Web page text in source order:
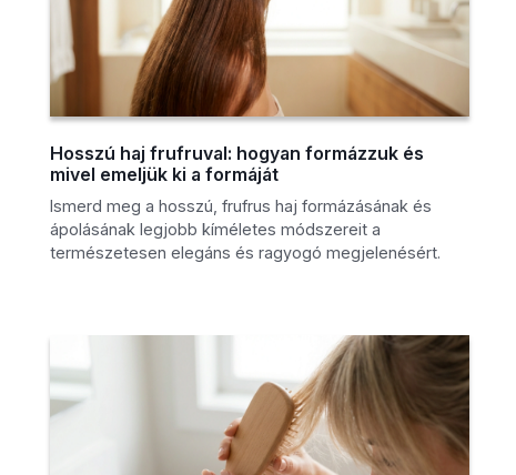
Hosszú haj frufruval: hogyan formázzuk és
mivel emeljük ki a formáját
Ismerd meg a hosszú, frufrus haj formázásának és
ápolásának legjobb kíméletes módszereit a
természetesen elegáns és ragyogó megjelenésért.